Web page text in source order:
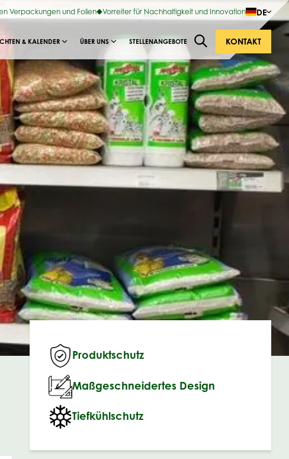
Verpackungen und Folien Vorreiter für Nachhaltigkeit und Innovation DE
& KALENDER ÜBER UNS STELLENANGEBOTE KONTAKT
Produktschutz
Maßgeschneidertes Design
Tiefkühlschutz